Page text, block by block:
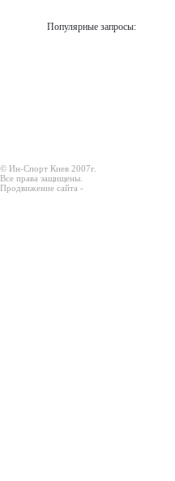
Популярные запросы:
© Ин-Спорт Киев 2007г.
Все права защищены.
Продвижение сайта -